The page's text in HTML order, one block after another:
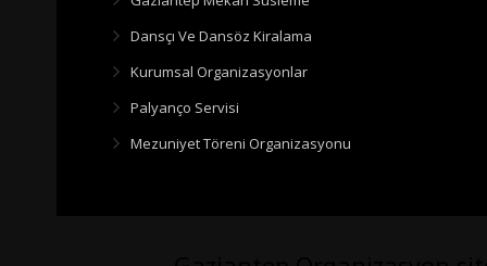
Dansçı Ve Dansöz Kiralama
Kurumsal Organizasyonlar
Palyanço Servisi
Mezuniyet Töreni Organizasyonu